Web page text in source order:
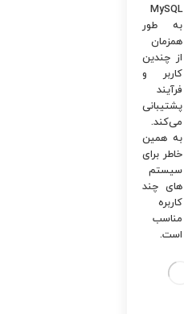
MySQL
به طور
همزمان
از چندین
کاربر و
فرآیند
پشتیبانی
می‌کند.
به همین
خاطر برای
سیستم
های چند
کاربره
مناسب
است.